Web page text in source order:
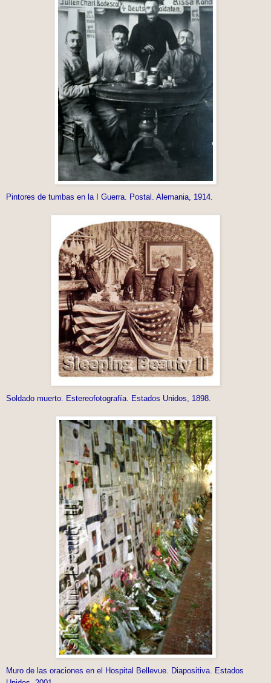
Pintores de tumbas en la I Guerra. Postal. Alemania, 1914.
Soldado muerto. Estereofotografía. Estados Unidos, 1898.
Muro de las oraciones en el Hospital Bellevue. Diapositiva. Estados